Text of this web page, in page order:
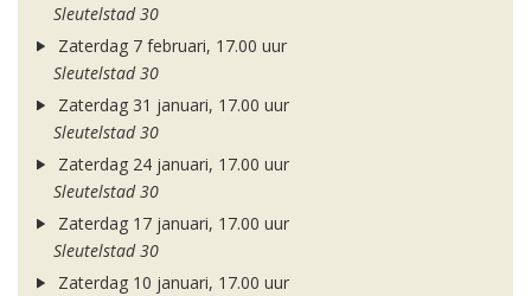
Sleutelstad 30
Zaterdag 7 februari, 17.00 uur
Sleutelstad 30
Zaterdag 31 januari, 17.00 uur
Sleutelstad 30
Zaterdag 24 januari, 17.00 uur
Sleutelstad 30
Zaterdag 17 januari, 17.00 uur
Sleutelstad 30
Zaterdag 10 januari, 17.00 uur